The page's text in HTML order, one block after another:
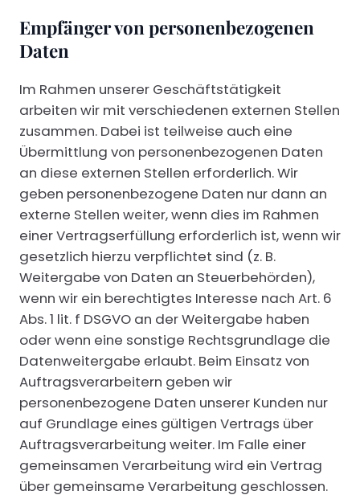
Empfänger von personenbezogenen
Daten
Im Rahmen unserer Geschäftstätigkeit
arbeiten wir mit verschiedenen externen Stellen
zusammen. Dabei ist teilweise auch eine
Übermittlung von personenbezogenen Daten
an diese externen Stellen erforderlich. Wir
geben personenbezogene Daten nur dann an
externe Stellen weiter, wenn dies im Rahmen
einer Vertragserfüllung erforderlich ist, wenn wir
gesetzlich hierzu verpflichtet sind (z. B.
Weitergabe von Daten an Steuerbehörden),
wenn wir ein berechtigtes Interesse nach Art. 6
Abs. 1 lit. f DSGVO an der Weitergabe haben
oder wenn eine sonstige Rechtsgrundlage die
Datenweitergabe erlaubt. Beim Einsatz von
Auftragsverarbeitern geben wir
personenbezogene Daten unserer Kunden nur
auf Grundlage eines gültigen Vertrags über
Auftragsverarbeitung weiter. Im Falle einer
gemeinsamen Verarbeitung wird ein Vertrag
über gemeinsame Verarbeitung geschlossen.